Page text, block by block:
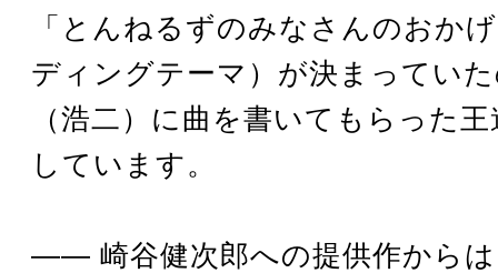
「とんねるずのみなさんのおか
ディングテーマ）が決まってい
（浩二）に曲を書いてもらった
しています。
―― 崎谷健次郎への提供作から